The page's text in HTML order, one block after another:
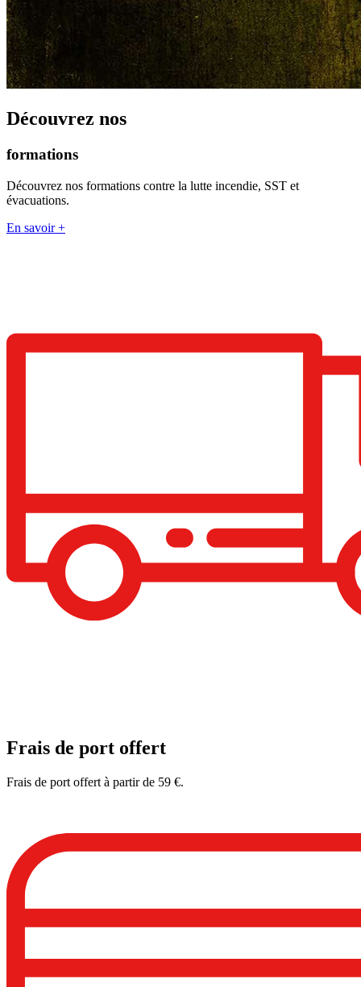
Découvrez nos
formations
Découvrez nos formations contre la lutte incendie, SST et
évacuations.
En savoir +
Frais de port offert
Frais de port offert à partir de 59 €.